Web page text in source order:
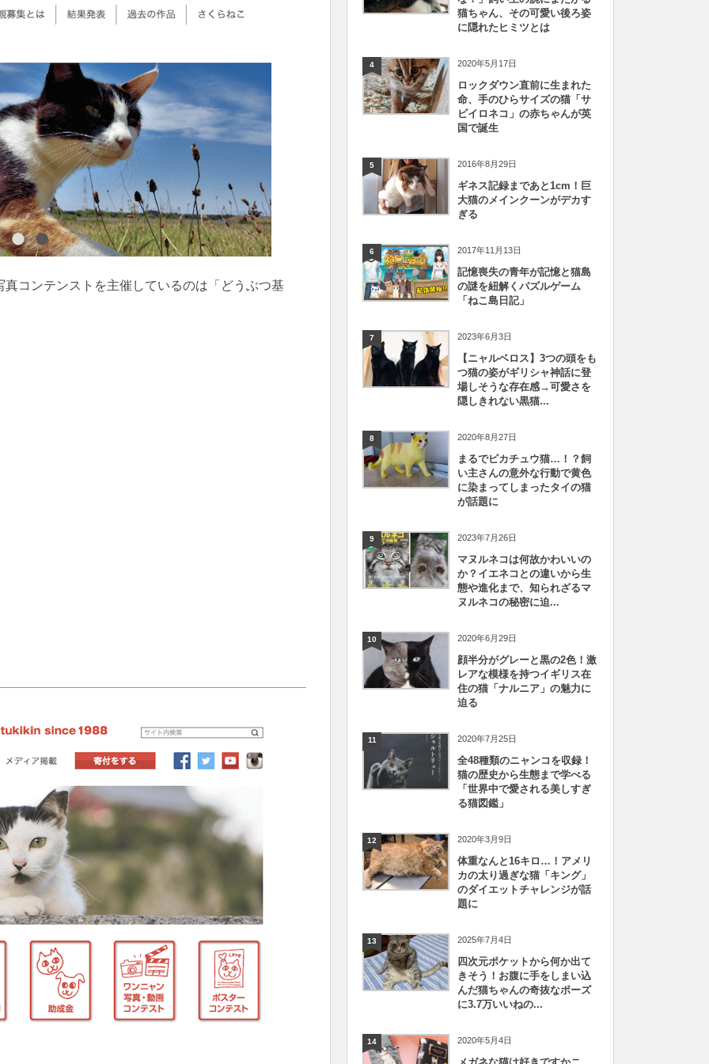
コンテンストを主催しているのは「どうぶつ基
猫ちゃん、その可愛い後ろ姿
に隠れたヒミツとは
4 2020年5月17日
ロックダウン直前に生まれた
命、手のひらサイズの猫「サ
ビイロネコ」の赤ちゃんが英
国で誕生
5 2016年8月29日
ギネス記録まであと1cm！巨
大猫のメインクーンがデカす
ぎる
6 2017年11月13日
記憶喪失の青年が記憶と猫島
の謎を紐解くパズルゲーム
「ねこ島日記」
7 2023年6月3日
【ニャルベロス】3つの頭をも
つ猫の姿がギリシャ神話に登
場しそうな存在感→可愛さを
隠しきれない黒猫...
8 2020年8月27日
まるでピカチュウ猫…！？飼
い主さんの意外な行動で黄色
に染まってしまったタイの猫
が話題に
9 2023年7月26日
マヌルネコは何故かわいいの
か？イエネコとの違いから生
態や進化まで、知られざるマ
ヌルネコの秘密に迫...
10 2020年6月29日
顔半分がグレーと黒の2色！激
レアな模様を持つイギリス在
住の猫「ナルニア」の魅力に
迫る
11 2020年7月25日
全48種類のニャンコを収録！
猫の歴史から生態まで学べる
「世界中で愛される美しすぎ
る猫図鑑」
12 2020年3月9日
体重なんと16キロ…！アメリ
カの太り過ぎな猫「キング」
のダイエットチャレンジが話
題に
13 2025年7月4日
四次元ポケットから何か出て
きそう！お腹に手をしまい込
んだ猫ちゃんの奇抜なポーズ
に3.7万いいねの...
14 2020年5月4日